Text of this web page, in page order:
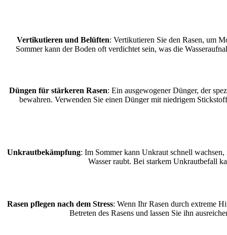
Vertikutieren und Belüften: Vertikutieren Sie den Rasen, um
Sommer kann der Boden oft verdichtet sein, was die
Düngen für stärkeren Rasen: Ein ausgewogener Dünger, der
bewahren. Verwenden Sie einen Dünger mit niedrigem
Unkrautbekämpfung: Im Sommer kann Unkraut schnell
Wasser raubt. Bei starkem Unkrautbefall
Rasen pflegen nach dem Stress: Wenn Ihr Rasen durch extreme
Betreten des Rasens und lassen Sie ihn